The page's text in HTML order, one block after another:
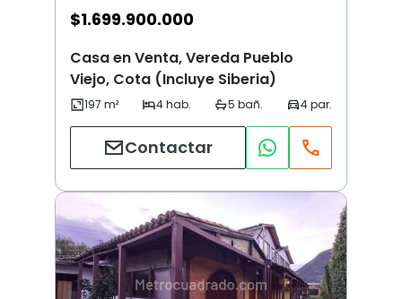
$1.699.900.000
Casa en Venta, Vereda Pueblo
Viejo, Cota (Incluye Siberia)
Contactar